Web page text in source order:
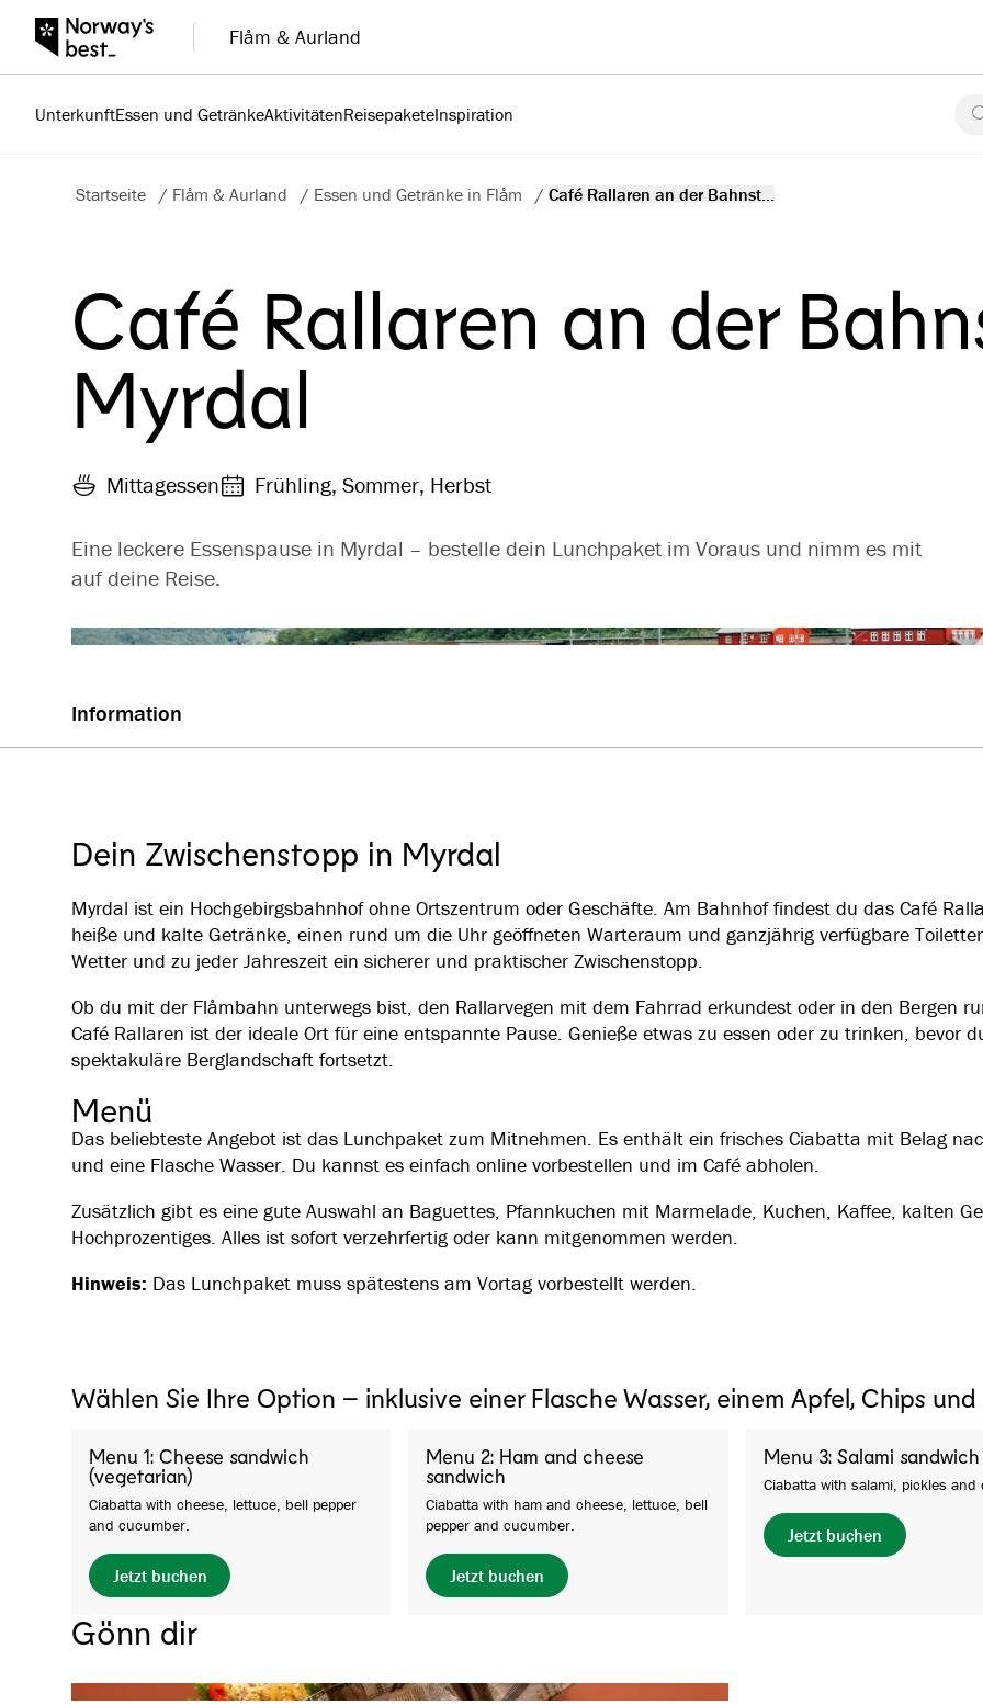
Flåm & Aurland
UnterkunftEssen und GetränkeAktivitätenReisepaketeInspiration
Startseite / Flåm & Aurland / Essen und Getränke in Flåm / Café Rallaren an der Bahnst...
Café Rallaren an der
Myrdal
Mittagessen Frühling, Sommer, Herbst
Eine leckere Essenspause in Myrdal – bestelle dein Lunchpaket im Voraus und nimm es mit
auf deine Reise.
Information
Dein Zwischenstopp in Myrdal
Myrdal ist ein Hochgebirgsbahnhof ohne Ortszentrum oder Geschäfte. Am Bahnhof findest du das Café
heiße und kalte Getränke, einen rund um die Uhr geöffneten Warteraum und ganzjährig verfügbare
Wetter und zu jeder Jahreszeit ein sicherer und praktischer Zwischenstopp.
Ob du mit der Flåmbahn unterwegs bist, den Rallarvegen mit dem Fahrrad erkundest oder in den Bergen
Café Rallaren ist der ideale Ort für eine entspannte Pause. Genieße etwas zu essen oder zu trinken, bevor
spektakuläre Berglandschaft fortsetzt.
Menü
Das beliebteste Angebot ist das Lunchpaket zum Mitnehmen. Es enthält ein frisches Ciabatta mit Belag
und eine Flasche Wasser. Du kannst es einfach online vorbestellen und im Café abholen.
Zusätzlich gibt es eine gute Auswahl an Baguettes, Pfannkuchen mit Marmelade, Kuchen, Kaffee, kalten
Hochprozentiges. Alles ist sofort verzehrfertig oder kann mitgenommen werden.
Hinweis: Das Lunchpaket muss spätestens am Vortag vorbestellt werden.
Wählen Sie Ihre Option – inklusive einer Flasche Wasser, einem Apfel, Chips
Menu 1: Cheese sandwich
(vegetarian)
Ciabatta with cheese, lettuce, bell pepper
and cucumber.
Jetzt buchen
Menu 2: Ham and cheese
sandwich
Ciabatta with ham and cheese, lettuce, bell
pepper and cucumber.
Jetzt buchen
Menu 3: Salami sandwich
Ciabatta with salami, pickles and
Jetzt buchen
Gönn dir